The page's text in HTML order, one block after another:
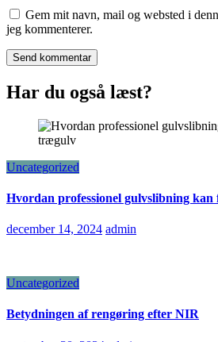
Gem mit navn, mail og websted i
jeg kommenterer.
Har du også læst?
Uncategorized
Hvordan professionel gulvslibning
december 14, 2024 admin
Uncategorized
Betydningen af rengøring efter NIR